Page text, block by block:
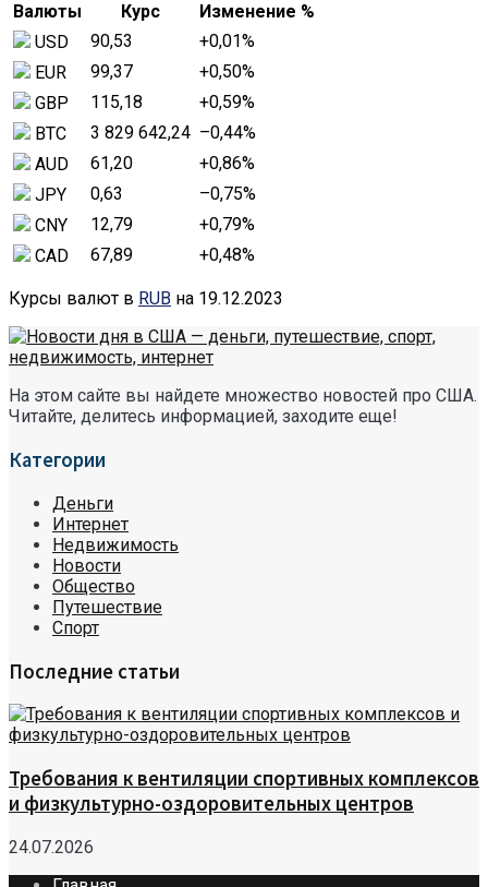
Валюты Курс
Изменение %
USD
90,53 +0,01%
EUR
99,37 +0,50%
GBP
115,18 +0,59%
BTC
3 829 642,24 –0,44%
AUD
61,20 +0,86%
JPY
0,63 –0,75%
CNY
12,79 +0,79%
CAD
67,89 +0,48%
Курсы валют в RUB на 19.12.2023
На этом сайте вы найдете множество новостей про США.
Читайте, делитесь информацией, заходите еще!
Категории
Деньги
Интернет
Недвижимость
Новости
Общество
Путешествие
Спорт
Последние статьи
Требования к вентиляции спортивных комплексов
и физкультурно-оздоровительных центров
24.07.2026